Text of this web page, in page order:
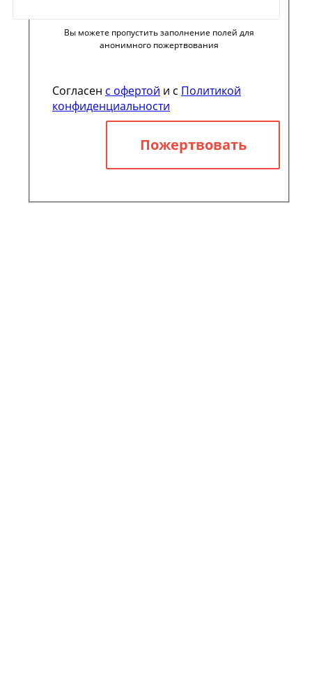
Вы можете пропустить заполнение полей для
анонимного пожертвования
Согласен с офертой и с Политикой
конфиденциальности